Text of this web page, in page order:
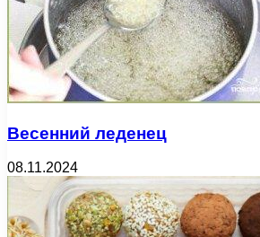
Весенний леденец
08.11.2024